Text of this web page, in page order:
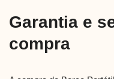
Garantia e
compra